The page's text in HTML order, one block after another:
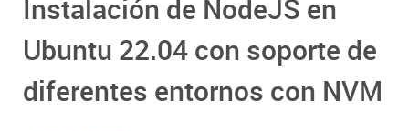
Instalación de NodeJS en
Ubuntu 22.04 con soporte de
diferentes entornos con NVM